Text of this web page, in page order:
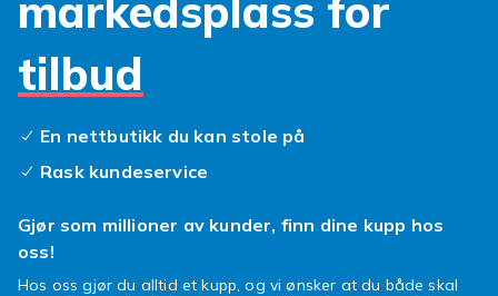
husker at levetiden til
brannslukningsapparater og andre
sikkerhetsprodukter er begrenset. En sløv
så sørg for å alltid ha gode batterier.
markedsplass for
tilbud
En nettbutikk du kan stole på
Rask kundeservice
Gjør som millioner av kunder, finn dine kupp hos
oss!
Hos oss gjør du alltid et kupp, og vi ønsker at du både skal